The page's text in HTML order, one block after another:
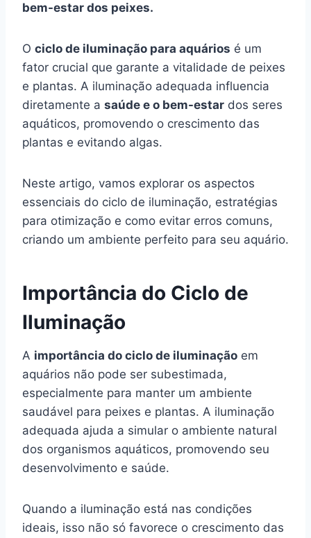
bem-estar dos peixes.
O ciclo de iluminação para aquários é um
fator crucial que garante a vitalidade de peixes
e plantas. A iluminação adequada influencia
diretamente a saúde e o bem-estar dos seres
aquáticos, promovendo o crescimento das
plantas e evitando algas.
Neste artigo, vamos explorar os aspectos
essenciais do ciclo de iluminação, estratégias
para otimização e como evitar erros comuns,
criando um ambiente perfeito para seu aquário.
Importância do Ciclo de
Iluminação
A importância do ciclo de iluminação em
aquários não pode ser subestimada,
especialmente para manter um ambiente
saudável para peixes e plantas. A iluminação
adequada ajuda a simular o ambiente natural
dos organismos aquáticos, promovendo seu
desenvolvimento e saúde.
Quando a iluminação está nas condições
ideais, isso não só favorece o crescimento das